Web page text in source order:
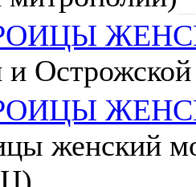
и
женский